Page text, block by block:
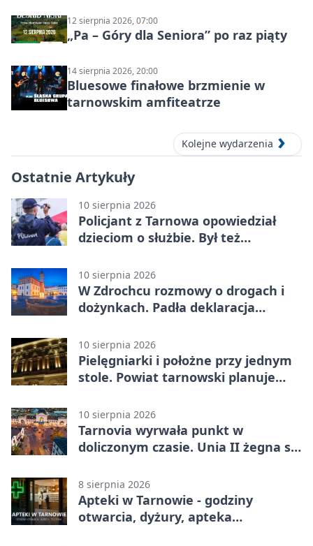
12 sierpnia 2026, 07:00
„Pa – Góry dla Seniora” po raz piąty
14 sierpnia 2026, 20:00
Bluesowe finałowe brzmienie w
tarnowskim amfiteatrze
Kolejne wydarzenia
Ostatnie Artykuły
10 sierpnia 2026
Policjant z Tarnowa opowiedział
dzieciom o służbie. Był też
10 sierpnia 2026
W Zdrochcu rozmowy o drogach i
dożynkach. Padła deklaracja
10 sierpnia 2026
Pielęgniarki i położne przy jednym
stole. Powiat tarnowski planuje
10 sierpnia 2026
Tarnovia wyrwała punkt w
doliczonym czasie. Unia II żegna się
8 sierpnia 2026
Apteki w Tarnowie - godziny
otwarcia, dyżury, apteka